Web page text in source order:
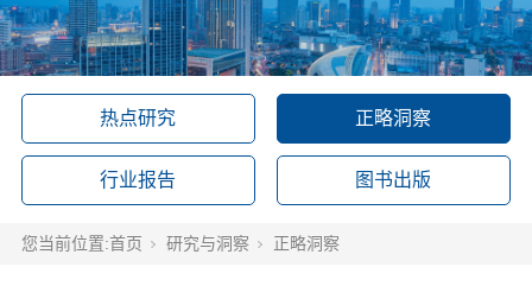
热点研究 正略洞察
行业报告 图书出版
您当前位置:首页 研究与洞察 正略洞察